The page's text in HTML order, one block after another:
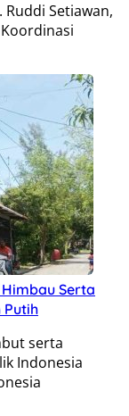
Ruddi Setiawan,
Serta
Putih
serta
Indonesia